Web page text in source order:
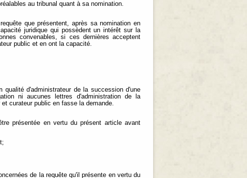
au tribunal quant à sa nomination.
que présentent, après sa nomination en
juridique qui possèdent un intérêt sur la
convenables, si ces dernières acceptent
public et en ont la capacité.
d'administrateur de la succession d'une
ni aucunes lettres d'administration de la
curateur public en fasse la demande.
présentée en vertu du présent article avant
de la requête qu'il présente en vertu du